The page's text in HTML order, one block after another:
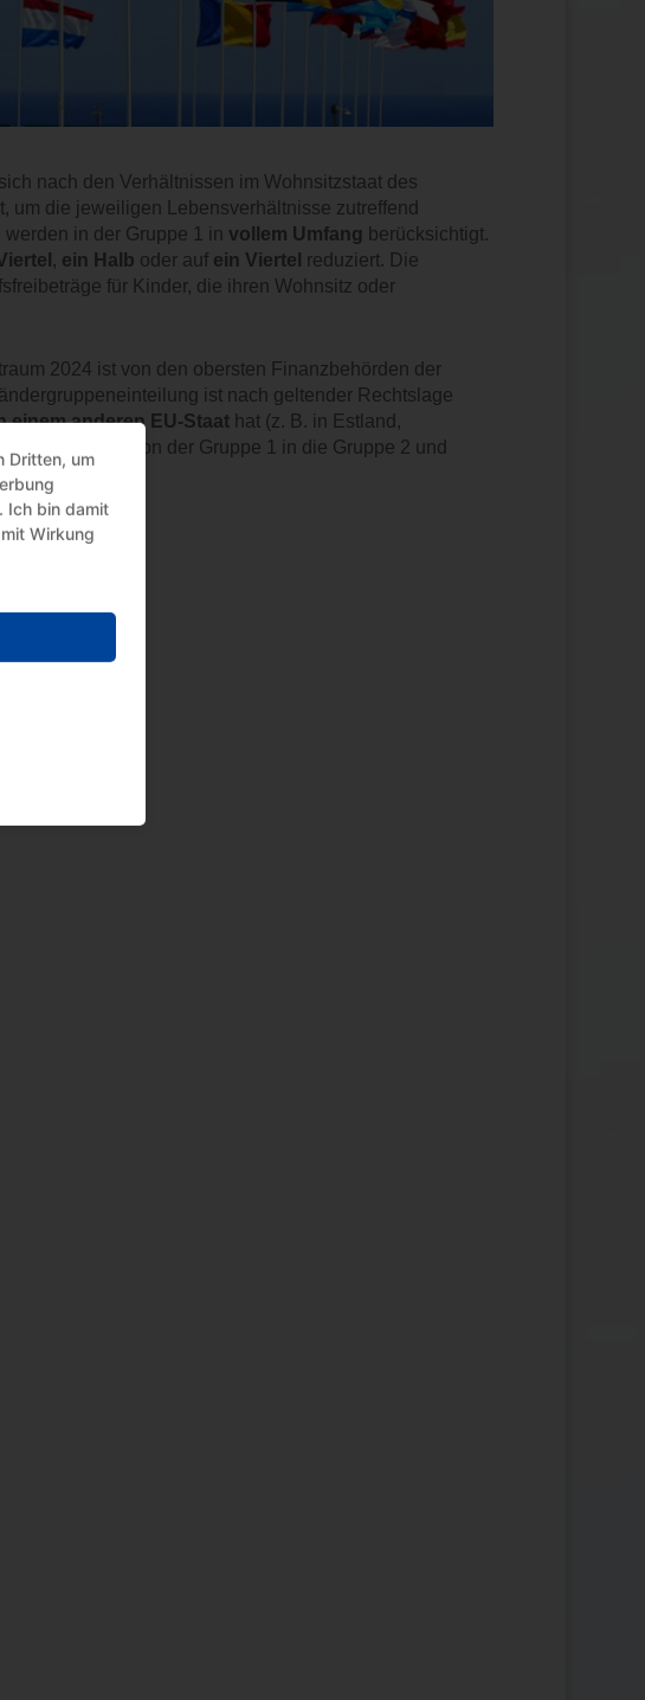
nach den Verhältnissen im Wohnsitzstaat des
um die jeweiligen Lebensverhältnisse zutreffend
werden in der Gruppe 1 invollem Umfang berücksichtigt.
, ein Halb oder auf ein Viertel reduziert. Die
für Kinder, die ihren Wohnsitz oder
2024 ist von den obersten Finanzbehörden der
ist nach geltender Rechtslage
einem anderen EU-Staat hat (z. B. in Estland,
B. Spanien von der Gruppe 1 in die Gruppe 2 und
| 17-12-2023
Dritten, um
Ich bin damit
Wirkung